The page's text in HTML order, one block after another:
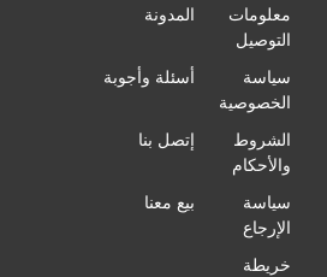
معلومات
التوصيل
المدونة
سياسة
الخصوصية
أسئلة وأجوبة
الشروط
والأحكام
إتصل بنا
سياسة
الإرجاع
بيع معنا
خريطة